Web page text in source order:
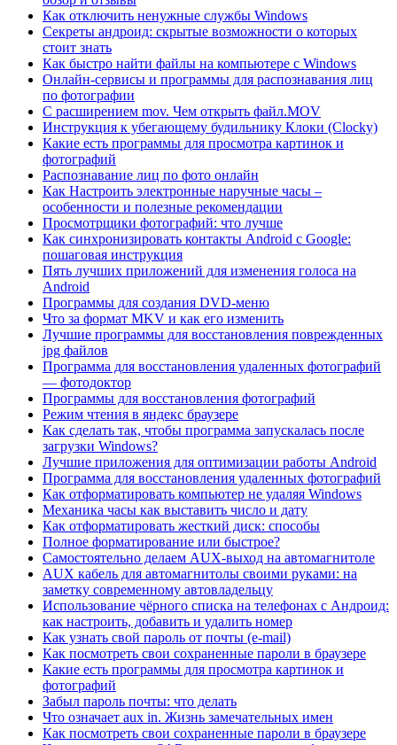
Как отключить ненужные службы Windows
Секреты андроид: скрытые возможности о которых
стоит знать
Как быстро найти файлы на компьютере с Windows
Онлайн-сервисы и программы для распознавания лиц
по фотографии
С расширением mov. Чем открыть файл.MOV
Инструкция к убегающему будильнику Клоки (Clocky)
Какие есть программы для просмотра картинок и
фотографий
Распознавание лиц по фото онлайн
Как Настроить электронные наручные часы –
особенности и полезные рекомендации
Просмотрщики фотографий: что лучше
Как синхронизировать контакты Android с Google:
пошаговая инструкция
Пять лучших приложений для изменения голоса на
Android
Программы для создания DVD-меню
Что за формат MKV и как его изменить
Лучшие программы для восстановления поврежденных
jpg файлов
Программа для восстановления удаленных фотографий
— фотодоктор
Программы для восстановления фотографий
Режим чтения в яндекс браузере
Как сделать так, чтобы программа запускалась после
загрузки Windows?
Лучшие приложения для оптимизации работы Android
Программа для восстановления удаленных фотографий
Как отформатировать компьютер не удаляя Windows
Механика часы как выставить число и дату
Как отформатировать жесткий диск: способы
Полное форматирование или быстрое?
Самостоятельно делаем AUX-выход на автомагнитоле
AUX кабель для автомагнитолы своими руками: на
заметку современному автовладельцу
Использование чёрного списка на телефонах с Андроид:
как настроить, добавить и удалить номер
Как узнать свой пароль от почты (e-mail)
Как посмотреть свои сохраненные пароли в браузере
Какие есть программы для просмотра картинок и
фотографий
Забыл пароль почты: что делать
Что означает aux in. Жизнь замечательных имен
Как посмотреть свои сохраненные пароли в браузере